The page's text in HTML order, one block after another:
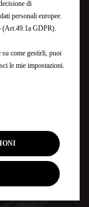
di
personali europee.
(Art.49.1a GDPR).
su come gestirli, puoi
le mie impostazioni.